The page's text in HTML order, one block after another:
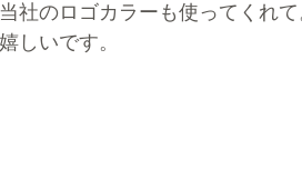
社のロゴカラーも使ってくれ
しいです。